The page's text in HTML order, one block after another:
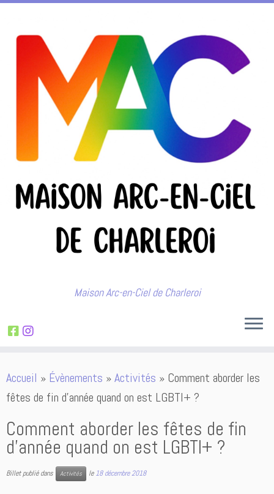
au
contenu
Maison Arc-en-Ciel de Charleroi
Accueil » Évènements »Activités » Comment aborder les
fêtes de fin d’année quand on est LGBTI+ ?
Comment aborder les fêtes de fin
d’année quand on est LGBTI+ ?
Billet publié dans Activités le18 décembre 2018